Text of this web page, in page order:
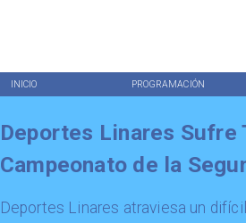
INICIO PROGRAMACIÓN
Deportes Linares Sufre
Campeonato de la
​Deportes Linares atraviesa un